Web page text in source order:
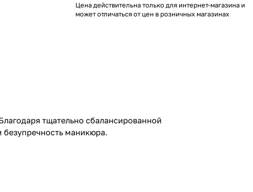
Цена действительна только для интернет-магазина и
может отличаться от цен в розничных магазинах
тщательно сбалансированной
маникюра.